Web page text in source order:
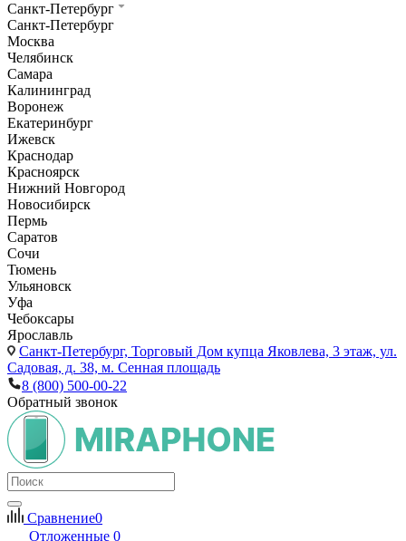
Санкт-Петербург
Санкт-Петербург
Москва
Челябинск
Самара
Калининград
Воронеж
Екатеринбург
Ижевск
Краснодар
Красноярск
Нижний Новгород
Новосибирск
Пермь
Саратов
Сочи
Тюмень
Ульяновск
Уфа
Чебоксары
Ярославль
Санкт-Петербург, Торговый Дом купца Яковлева, 3 этаж, ул.
Садовая, д. 38, м. Сенная площадь
8 (800) 500-00-22
Обратный звонок
Сравнение0
Отложенные 0